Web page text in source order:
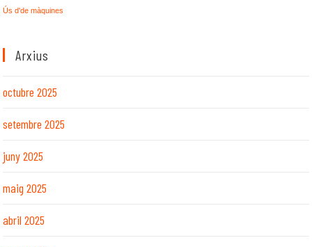
Ús d'de màquines
Arxius
octubre 2025
setembre 2025
juny 2025
maig 2025
abril 2025